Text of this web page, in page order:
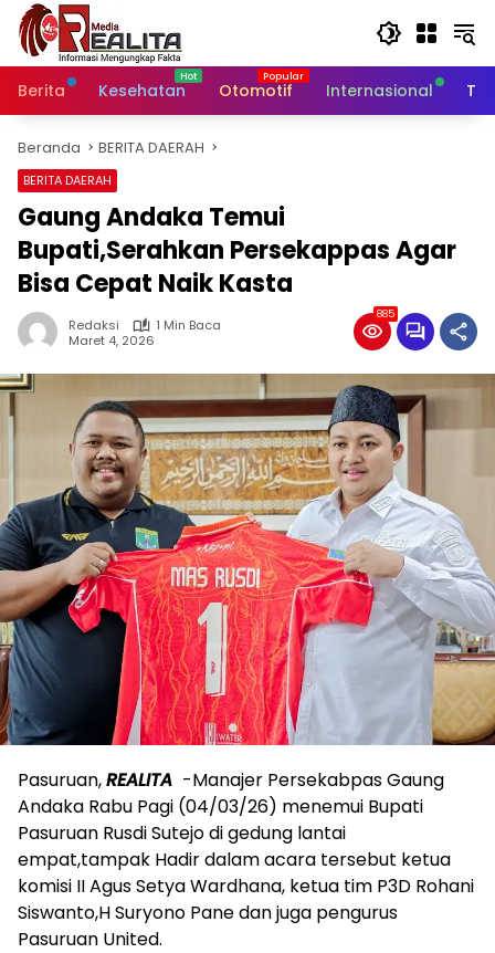
Langsung
konten
Berita
Kesehatan Otomotif Internasional
Beranda BERITA DAERAH
BERITA DAERAH
Gaung Andaka Temui
Bupati,Serahkan Persekappas Agar
Bisa Cepat Naik Kasta
Redaksi
1 Min Baca
Maret 4, 2026
885
Pasuruan,REALITA -Manajer Persekabpas Gaung
Andaka Rabu Pagi (04/03/26) menemui Bupati
Pasuruan Rusdi Sutejo di gedung lantai
empat,tampak Hadir dalam acara tersebut ketua
komisi II Agus Setya Wardhana, ketua tim P3D Rohani
Siswanto,H Suryono Pane dan juga pengurus
Pasuruan United.